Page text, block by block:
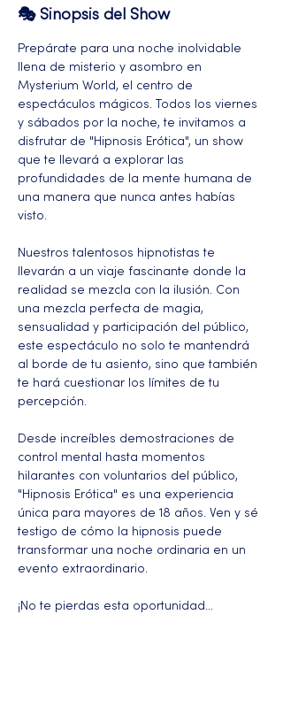
🎭 Sinopsis del Show
Prepárate para una noche inolvidable
llena de misterio y asombro en
Mysterium World, el centro de
espectáculos mágicos. Todos los viernes
y sábados por la noche, te invitamos a
disfrutar de "Hipnosis Erótica", un show
que te llevará a explorar las
profundidades de la mente humana de
una manera que nunca antes habías
visto.
Nuestros talentosos hipnotistas te
llevarán a un viaje fascinante donde la
realidad se mezcla con la ilusión. Con
una mezcla perfecta de magia,
sensualidad y participación del público,
este espectáculo no solo te mantendrá
al borde de tu asiento, sino que también
te hará cuestionar los límites de tu
percepción.
Desde increíbles demostraciones de
control mental hasta momentos
hilarantes con voluntarios del público,
"Hipnosis Erótica" es una experiencia
única para mayores de 18 años. Ven y sé
testigo de cómo la hipnosis puede
transformar una noche ordinaria en un
evento extraordinario.
¡No te pierdas esta oportunidad…